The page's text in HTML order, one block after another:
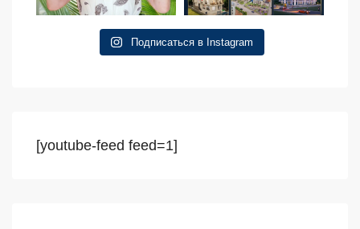
Подписаться в Instagram
[youtube-feed feed=1]